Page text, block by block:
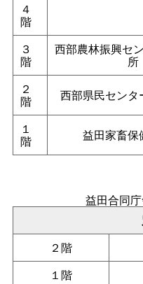
４
階
３
階
西部農林振興セ
所
２
階 西部県民センタ
１
階 益田家畜保
益田合同庁
２階
１階